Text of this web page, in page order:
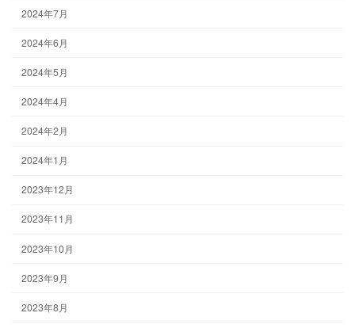
2024年7月
2024年6月
2024年5月
2024年4月
2024年2月
2024年1月
2023年12月
2023年11月
2023年10月
2023年9月
2023年8月